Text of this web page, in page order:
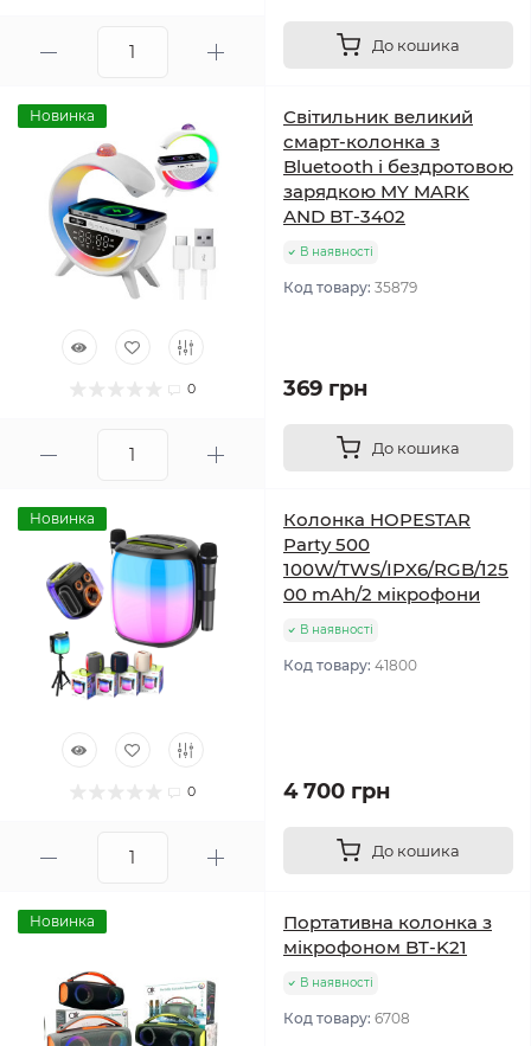
До кошика
Новинка
0
Світильник великий
смарт-колонка з
Bluetooth і бездротовою
зарядкою MY MARK
AND BT-3402
В наявності
Код товару: 35879
369 грн
До кошика
Новинка
0
Колонка HOPESTAR
Party 500
100W/TWS/IPX6/RGB/125
00 mAh/2 мікрофони
В наявності
Код товару: 41800
4 700 грн
До кошика
Новинка
Портативна колонка з
мікрофоном BT-K21
В наявності
Код товару: 6708